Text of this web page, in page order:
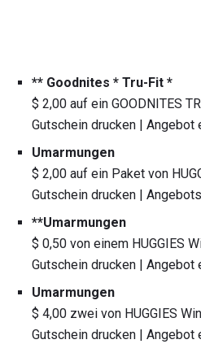
** Goodnites * Tru-Fit *
$ 2,00 auf ein GOODNITES
Gutschein drucken | Angebot
Umarmungen
$ 2,00 auf ein Paket von
Gutschein drucken |
**Umarmungen
$ 0,50 von einem HUGGIES
Gutschein drucken | Angebot
Umarmungen
$ 4,00 zwei von HUGGIES
Gutschein drucken | Angebot